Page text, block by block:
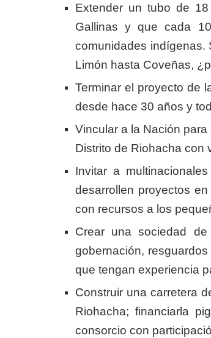
Extender un tubo de
Gallinas y que cada
comunidades indígenas.
Limón hasta Coveñas,
Terminar el proyecto de
desde hace 30 años y
Vincular a la Nación
Distrito de Riohacha con
Invitar a
desarrollen proyectos
con recursos a los
Crear una sociedad
gobernación,
que tengan experiencia
Construir una carretera
Riohacha; financiarla
consorcio con